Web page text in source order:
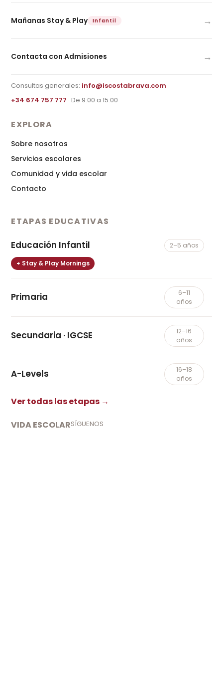
Mañanas Stay & Play Infantil →
Contacta con Admisiones →
Consultas generales: info@iscostabrava.com
+34 674 757 777 · De 9:00 a 15:00
EXPLORA
Sobre nosotros
Servicios escolares
Comunidad y vida escolar
Contacto
ETAPAS EDUCATIVAS
Educación Infantil 2–5 años
Stay & Play Mornings
Primaria
6–11
años
Secundaria · IGCSE
12–16
años
A-Levels
16–18
años
Ver todas las etapas →
VIDA ESCOLARSÍGUENOS